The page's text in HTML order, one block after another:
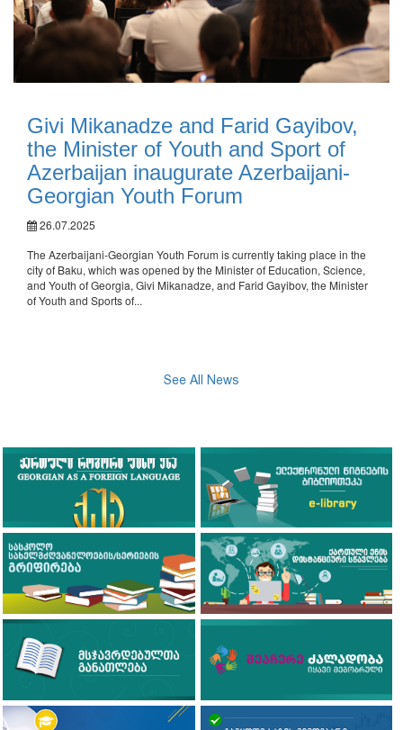
Givi Mikanadze and Farid Gayibov,
the Minister of Youth and Sport of
Azerbaijan inaugurate Azerbaijani-
Georgian Youth Forum
26.07.2025
The Azerbaijani-Georgian Youth Forum is currently taking place in the
city of Baku, which was opened by the Minister of Education, Science,
and Youth of Georgia, Givi Mikanadze, and Farid Gayibov, the Minister
of Youth and Sports of...
See All News